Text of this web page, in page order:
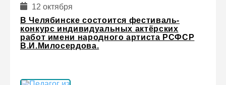
12 октября
В Челябинске состоится фестиваль-
конкурс индивидуальных актёрских
работ имени народного артиста РСФСР
В.И.Милосердова.